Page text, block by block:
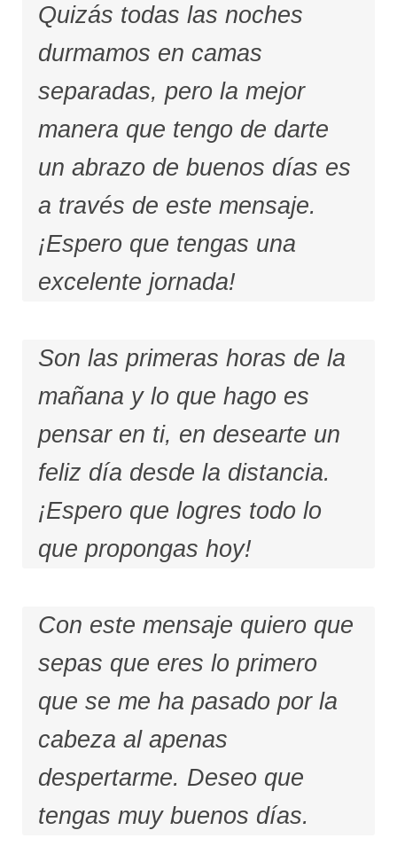
Quizás todas las noches
durmamos en camas
separadas, pero la mejor
manera que tengo de darte
un abrazo de buenos días es
a través de este mensaje.
¡Espero que tengas una
excelente jornada!
Son las primeras horas de la
mañana y lo que hago es
pensar en ti, en desearte un
feliz día desde la distancia.
¡Espero que logres todo lo
que propongas hoy!
Con este mensaje quiero que
sepas que eres lo primero
que se me ha pasado por la
cabeza al apenas
despertarme. Deseo que
tengas muy buenos días.